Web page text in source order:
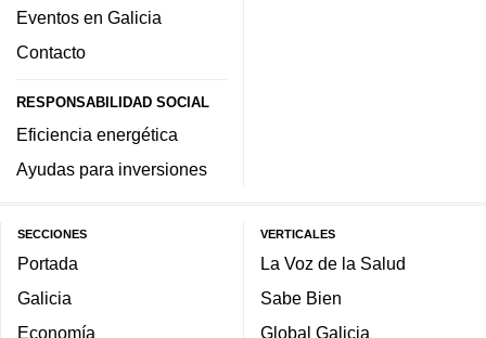
Eventos en Galicia
Contacto
RESPONSABILIDAD SOCIAL
Eficiencia energética
Ayudas para inversiones
SECCIONES
Portada
Galicia
Economía
VERTICALES
La Voz de la Salud
Sabe Bien
Global Galicia